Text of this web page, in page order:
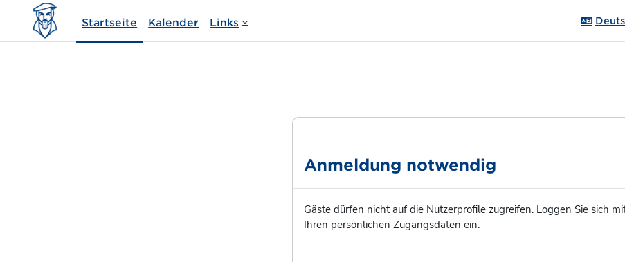
Zum Hauptinhalt
Startseite Kalender Links
Anmeldung notwendig
Gäste dürfen nicht auf die Nutzerprofile zugreifen. Loggen Sie sich
Ihren persönlichen Zugangsdaten ein.